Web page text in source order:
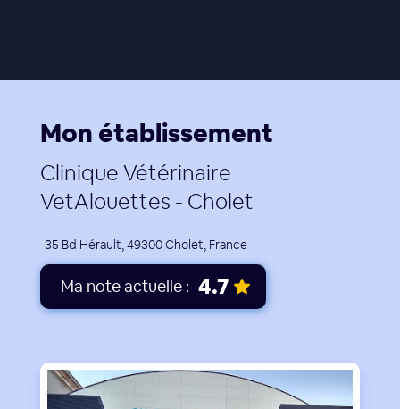
Mon établissement
Clinique Vétérinaire
VetAlouettes - Cholet
35 Bd Hérault, 49300 Cholet, France
Ma note actuelle : 4.7